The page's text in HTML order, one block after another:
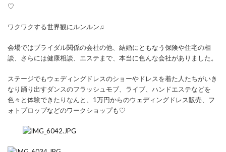
♡
ワクワクする世界観にルンルン♫
会場ではブライダル関係の会社の他、結婚にともなう保険や住宅の相
談、さらには健康相談、エステまで、本当に色んな会社がありました。
ステージでもウェディングドレスのショーやドレスを着た人たちがいき
なり踊り出すダンスのフラッシュモブ、ライブ、ハンドエステなどを
色々と体験できたりなんと、1万円からのウェディングドレス販売、フ
ォトプロップなどのワークショップも♡